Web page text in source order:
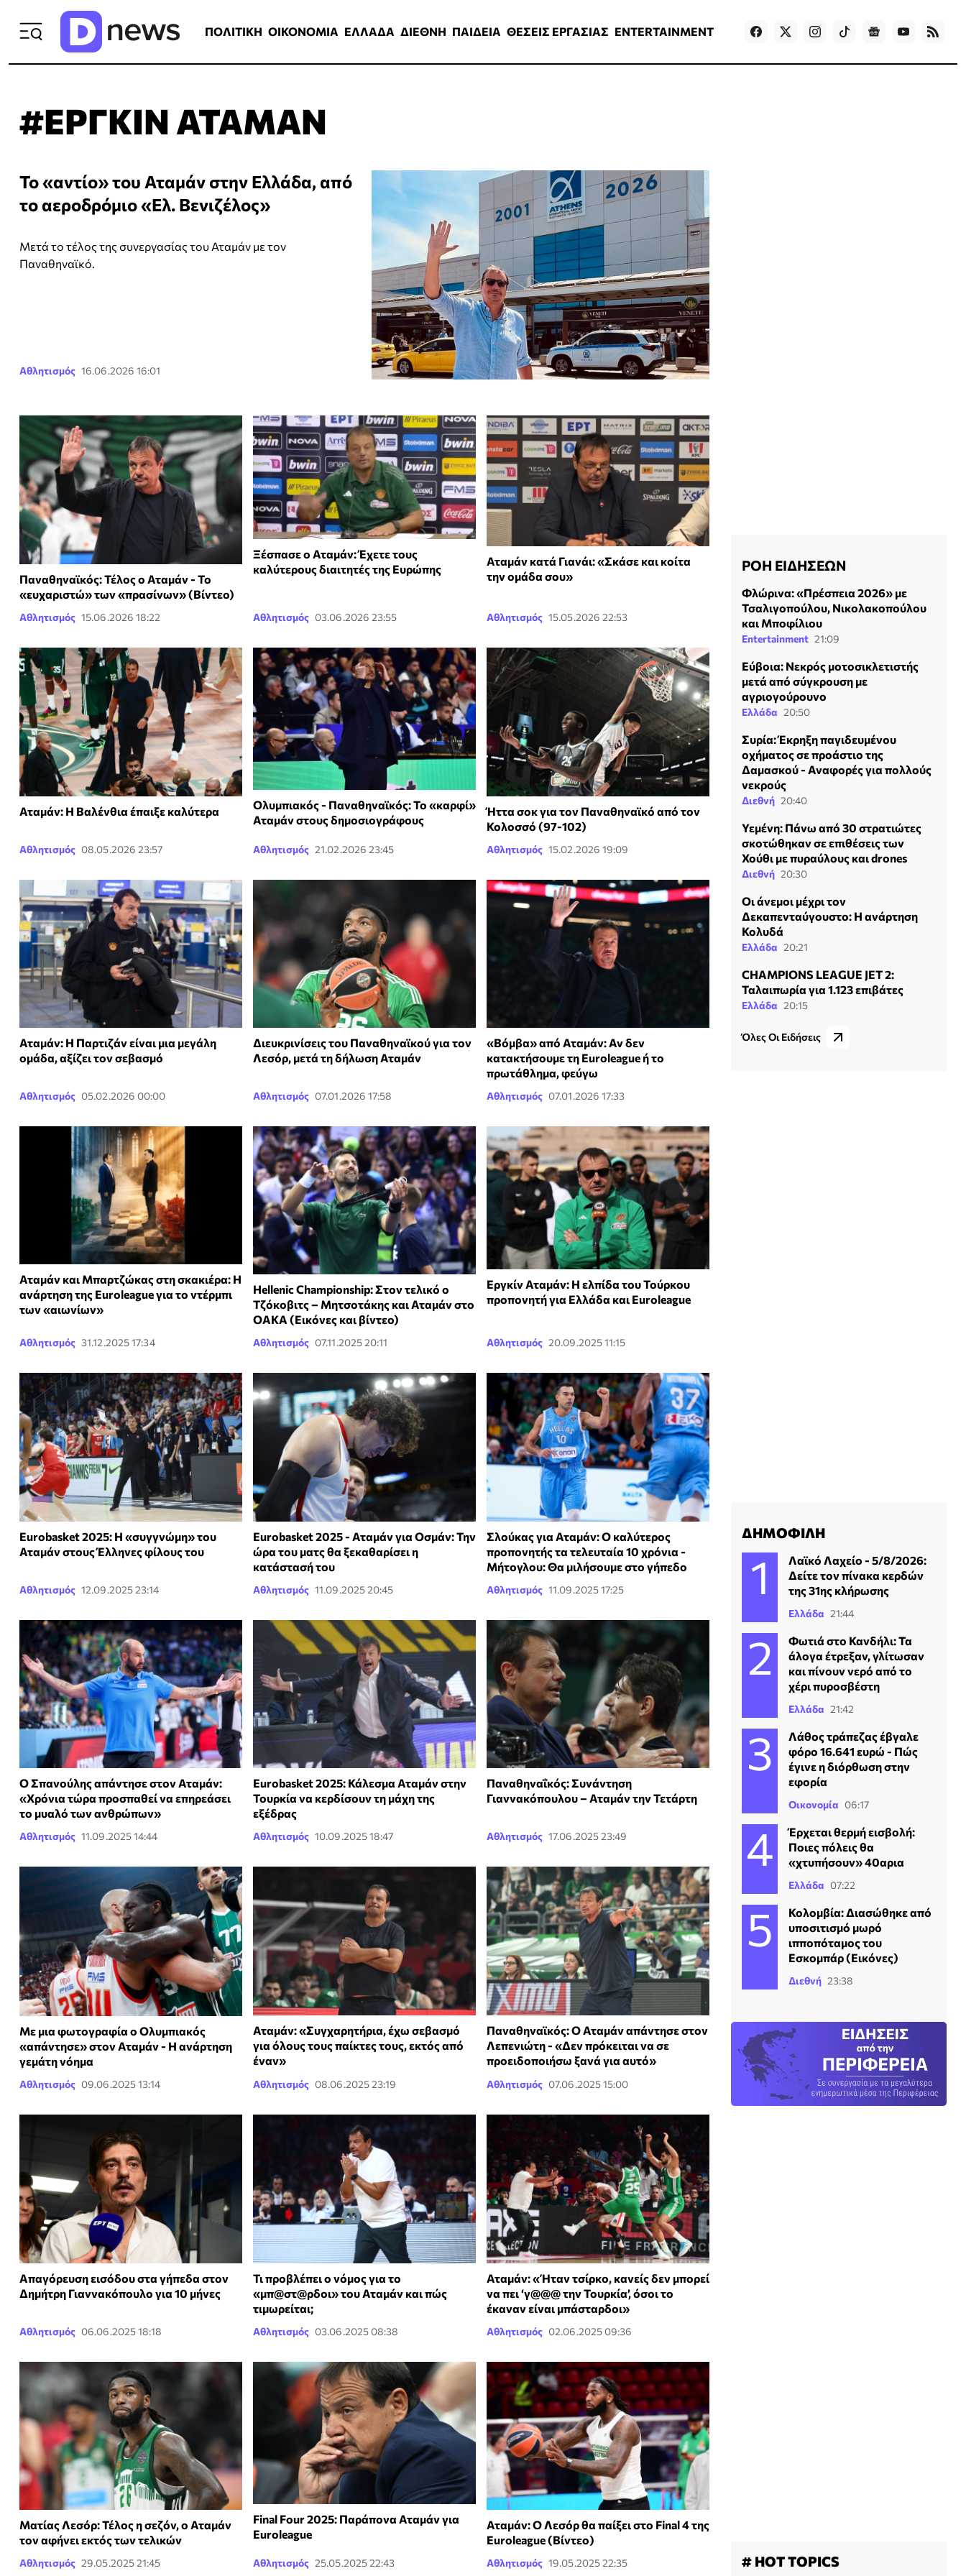
ΠΟΛΙΤΙΚΗ ΟΙΚΟΝΟΜΙΑ ΕΛΛΑΔΑ ΔΙΕΘΝΗ ΠΑΙΔΕΙΑ ΘΕΣΕΙΣ ΕΡΓΑΣΙΑΣ ENTERTAINMENT Games
#ΕΡΓΚΙΝ ΑΤΑΜΑΝ
Το «αντίο» του Αταμάν στην Ελλάδα, από
το αεροδρόμιο «Ελ. Βενιζέλος»
Μετά το τέλος της συνεργασίας του Αταμάν με τον
Παναθηναϊκό.
Αθλητισμός 16.06.2026 16:01
Παναθηναϊκός: Τέλος ο Αταμάν - Το
«ευχαριστώ» των «πρασίνων» (Βίντεο)
Αθλητισμός 15.06.2026 18:22
Ξέσπασε ο Αταμάν: Έχετε τους
καλύτερους διαιτητές της Ευρώπης
Αθλητισμός 03.06.2026 23:55
Αταμάν κατά Γιανάι: «Σκάσε και κοίτα
την ομάδα σου»
Αθλητισμός 15.05.2026 22:53
Αταμάν: Η Βαλένθια έπαιξε καλύτερα
Αθλητισμός 08.05.2026 23:57
Ολυμπιακός - Παναθηναϊκός: Το «καρφί»
Αταμάν στους δημοσιογράφους
Αθλητισμός 21.02.2026 23:45
Ήττα σοκ για τον Παναθηναϊκό από τον
Κολοσσό (97-102)
Αθλητισμός 15.02.2026 19:09
Αταμάν: Η Παρτιζάν είναι μια μεγάλη
ομάδα, αξίζει τον σεβασμό
Αθλητισμός 05.02.2026 00:00
Διευκρινίσεις του Παναθηναϊκού για τον
Λεσόρ, μετά τη δήλωση Αταμάν
Αθλητισμός 07.01.2026 17:58
«Βόμβα» από Αταμάν: Αν δεν
κατακτήσουμε τη Euroleague ή το
πρωτάθλημα, φεύγω
Αθλητισμός 07.01.2026 17:33
Αταμάν και Μπαρτζώκας στη σκακιέρα: Η
ανάρτηση της Euroleague για το ντέρμπι
των «αιωνίων»
Αθλητισμός 31.12.2025 17:34
Hellenic Championship: Στον τελικό ο
Τζόκοβιτς – Μητσοτάκης και Αταμάν στο
ΟΑΚΑ (Εικόνες και βίντεο)
Αθλητισμός 07.11.2025 20:11
Εργκίν Αταμάν: Η ελπίδα του Τούρκου
προπονητή για Ελλάδα και Euroleague
Αθλητισμός 20.09.2025 11:15
Eurobasket 2025: Η «συγγνώμη» του
Αταμάν στους Έλληνες φίλους του
Αθλητισμός 12.09.2025 23:14
Eurobasket 2025 - Αταμάν για Οσμάν: Την
ώρα του ματς θα ξεκαθαρίσει η
κατάστασή του
Αθλητισμός 11.09.2025 20:45
Σλούκας για Αταμάν: Ο καλύτερος
προπονητής τα τελευταία 10 χρόνια -
Μήτογλου: Θα μιλήσουμε στο γήπεδο
Αθλητισμός 11.09.2025 17:25
Ο Σπανούλης απάντησε στον Αταμάν:
«Χρόνια τώρα προσπαθεί να επηρεάσει
το μυαλό των ανθρώπων»
Αθλητισμός 11.09.2025 14:44
Eurobasket 2025: Κάλεσμα Αταμάν στην
Τουρκία να κερδίσουν τη μάχη της
εξέδρας
Αθλητισμός 10.09.2025 18:47
Παναθηναΐκός: Συνάντηση
Γιαννακόπουλου – Αταμάν την Τετάρτη
Αθλητισμός 17.06.2025 23:49
Με μια φωτογραφία ο Ολυμπιακός
«απάντησε» στον Αταμάν - Η ανάρτηση
γεμάτη νόημα
Αθλητισμός 09.06.2025 13:14
Αταμάν: «Συγχαρητήρια, έχω σεβασμό
για όλους τους παίκτες τους, εκτός από
έναν»
Αθλητισμός 08.06.2025 23:19
Παναθηναϊκός: Ο Αταμάν απάντησε στον
Λεπενιώτη - «Δεν πρόκειται να σε
προειδοποιήσω ξανά για αυτό»
Αθλητισμός 07.06.2025 15:00
Απαγόρευση εισόδου στα γήπεδα στον
Δημήτρη Γιαννακόπουλο για 10 μήνες
Αθλητισμός 06.06.2025 18:18
Τι προβλέπει ο νόμος για το
«μπ@στ@ρδοι» του Αταμάν και πώς
τιμωρείται;
Αθλητισμός 03.06.2025 08:38
Αταμάν: «Ήταν τσίρκο, κανείς δεν μπορεί
να πει ‘γ@@@ την Τουρκία’, όσοι το
έκαναν είναι μπάσταρδοι»
Αθλητισμός 02.06.2025 09:36
Ματίας Λεσόρ: Τέλος η σεζόν, ο Αταμάν
τον αφήνει εκτός των τελικών
Αθλητισμός 29.05.2025 21:45
Final Four 2025: Παράπονα Αταμάν για
Euroleague
Αθλητισμός 25.05.2025 22:43
Αταμάν: Ο Λεσόρ θα παίξει στο Final 4 της
Euroleague (Βίντεο)
Αθλητισμός 19.05.2025 22:35
ΡΟΗ ΕΙΔΗΣΕΩΝ
Φλώρινα: «Πρέσπεια 2026» με
Τσαλιγοπούλου, Νικολακοπούλου
και Μποφίλιου
Entertainment 21:09
Εύβοια: Νεκρός μοτοσικλετιστής
μετά από σύγκρουση με
αγριογούρουνο
Ελλάδα 20:50
Συρία: Έκρηξη παγιδευμένου
οχήματος σε προάστιο της
Δαμασκού - Αναφορές για πολλούς
νεκρούς
Διεθνή 20:40
Υεμένη: Πάνω από 30 στρατιώτες
σκοτώθηκαν σε επιθέσεις των
Χούθι με πυραύλους και drones
Διεθνή 20:30
Οι άνεμοι μέχρι τον
Δεκαπενταύγουστο: Η ανάρτηση
Κολυδά
Ελλάδα 20:21
CHAMPIONS LEAGUE JET 2:
Ταλαιπωρία για 1.123 επιβάτες
Ελλάδα 20:15
Όλες Οι Ειδήσεις
ΔΗΜΟΦΙΛΗ
Λαϊκό Λαχείο - 5/8/2026:
Δείτε τον πίνακα κερδών
της 31ης κλήρωσης
Ελλάδα 21:44
Φωτιά στο Κανδήλι: Τα
άλογα έτρεξαν, γλίτωσαν
και πίνουν νερό από το
χέρι πυροσβέστη
Ελλάδα 21:42
Λάθος τράπεζας έβγαλε
φόρο 16.641 ευρώ - Πώς
έγινε η διόρθωση στην
εφορία
Οικονομία 06:17
Έρχεται θερμή εισβολή:
Ποιες πόλεις θα
«χτυπήσουν» 40αρια
Ελλάδα 07:22
Κολομβία: Διασώθηκε από
υποσιτισμό μωρό
ιπποπόταμος του
Εσκομπάρ (Εικόνες)
Διεθνή 23:38
# HOT TOPICS